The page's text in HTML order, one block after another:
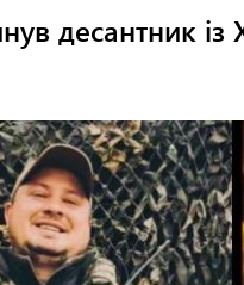
десантник із